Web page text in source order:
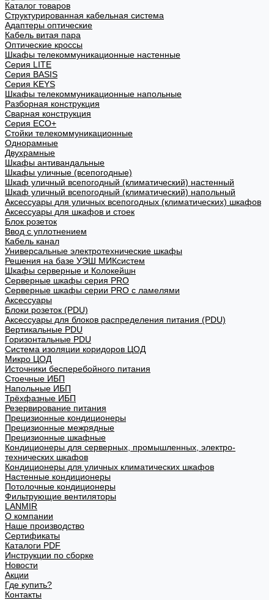
Каталог товаров
Структурированная кабельная система
Адаптеры оптические
Кабель витая пара
Оптические кроссы
Шкафы телекоммуникационные настенные
Cерия LITE
Cерия BASIS
Cерия KEYS
Шкафы телекоммуникационные напольные
Разборная конструкция
Сварная конструкция
Серия ECO+
Стойки телекоммуникационные
Однорамные
Двухрамные
Шкафы антивандальные
Шкафы уличные (всепогодные)
Шкаф уличный всепогодный (климатический) настенный
Шкаф уличный всепогодный (климатический) напольный
Аксессуары для уличных всепогодных (климатических) шкафов
Аксессуары для шкафов и стоек
Блок розеток
Ввод с уплотнением
Кабель канал
Универсальные электротехнические шкафы
Решения на базе УЭШ МИКсистем
Шкафы серверные и Колокейшн
Серверные шкафы серия PRO
Серверные шкафы серии PRO с ламелями
Аксессуары
Блоки розеток (PDU)
Аксессуары для блоков распределения питания (PDU)
Вертикальные PDU
Горизонтальные PDU
Система изоляции коридоров ЦОД
Микро ЦОД
Источники бесперебойного питания
Стоечные ИБП
Напольные ИБП
Трёхфазные ИБП
Резервирование питания
Прецизионные кондиционеры
Прецизионные межрядные
Прецизионные шкафные
Кондиционеры для серверных, промышленных, электро-
технических шкафов
Кондиционеры для уличных климатических шкафов
Настенные кондиционеры
Потолочные кондиционеры
Фильтрующие вентиляторы
LANMIR
О компании
Наше производство
Сертификаты
Каталоги PDF
Инструкции по сборке
Новости
Акции
Где купить?
Контакты